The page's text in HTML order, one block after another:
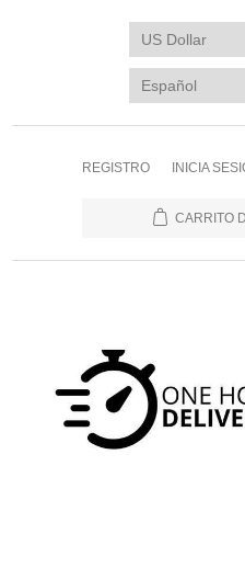
REGISTRO INICIA
CARRITO